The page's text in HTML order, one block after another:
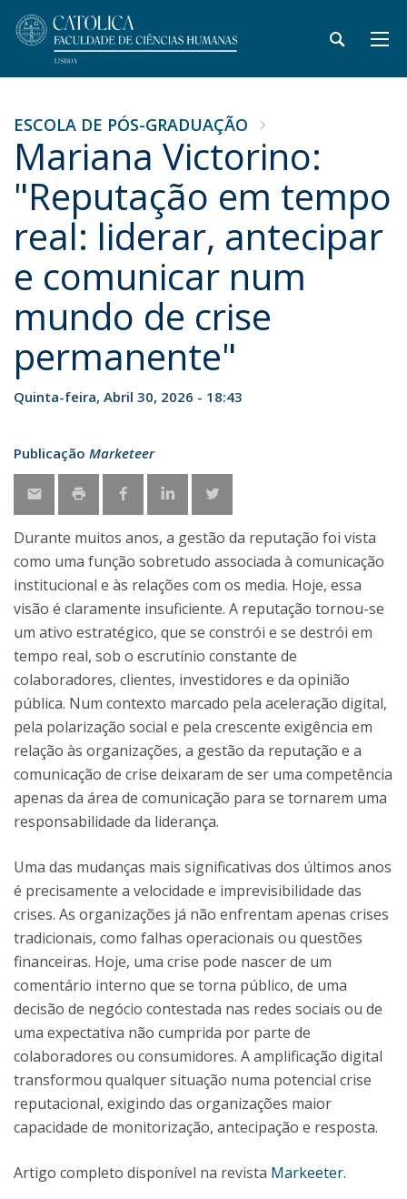
ESCOLA DE PÓS-GRADUAÇÃO
Mariana Victorino:
"Reputação em tempo
real: liderar, antecipar
e comunicar num
mundo de crise
permanente"
Quinta-feira, Abril 30, 2026 - 18:43
Publicação Marketeer
Durante muitos anos, a gestão da reputação foi vista
como uma função sobretudo associada à comunicação
institucional e às relações com os media. Hoje, essa
visão é claramente insuficiente. A reputação tornou-se
um ativo estratégico, que se constrói e se destrói em
tempo real, sob o escrutínio constante de
colaboradores, clientes, investidores e da opinião
pública. Num contexto marcado pela aceleração digital,
pela polarização social e pela crescente exigência em
relação às organizações, a gestão da reputação e a
comunicação de crise deixaram de ser uma competência
apenas da área de comunicação para se tornarem uma
responsabilidade da liderança.
Uma das mudanças mais significativas dos últimos anos
é precisamente a velocidade e imprevisibilidade das
crises. As organizações já não enfrentam apenas crises
tradicionais, como falhas operacionais ou questões
financeiras. Hoje, uma crise pode nascer de um
comentário interno que se torna público, de uma
decisão de negócio contestada nas redes sociais ou de
uma expectativa não cumprida por parte de
colaboradores ou consumidores. A amplificação digital
transformou qualquer situação numa potencial crise
reputacional, exigindo das organizações maior
capacidade de monitorização, antecipação e resposta.
Artigo completo disponível na revista Markeeter.